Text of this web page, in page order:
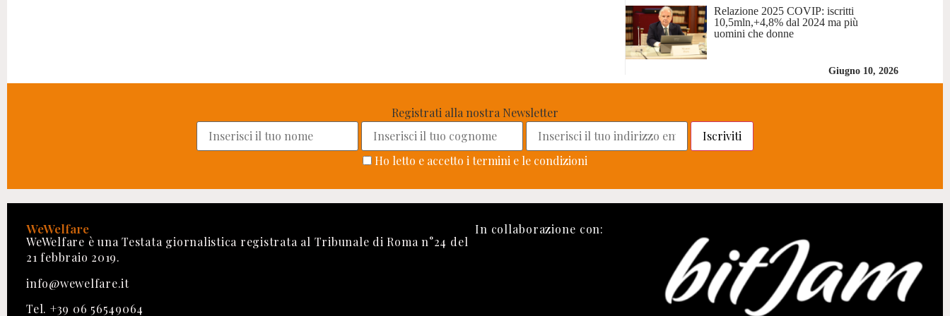
Relazione 2025 COVIP: iscritti
10,5mln,+4,8% dal 2024 ma più
uomini che donne
Giugno 10, 2026
Registrati alla nostra Newsletter
Ho letto e accetto i termini e le condizioni
WeWelfare
WeWelfare è una Testata giornalistica registrata al Tribunale di Roma n°24 del
21 febbraio 2019.
info@wewelfare.it
Tel. +39 06 56549064
In collaborazione con: